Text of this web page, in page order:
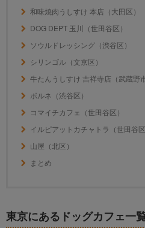
和味焼肉うしすけ 本店（大田区）
DOG DEPT 玉川（世田谷区）
ソウルドレッシング（渋谷区）
シリンゴル（文京区）
牛たんうしすけ 吉祥寺店（武蔵野市
ボルネ（渋谷区）
コマイチカフェ（世田谷区）
イルピアットカチャトラ（世田谷区
山屋（北区）
まとめ
東京にあるドッグカフェ一